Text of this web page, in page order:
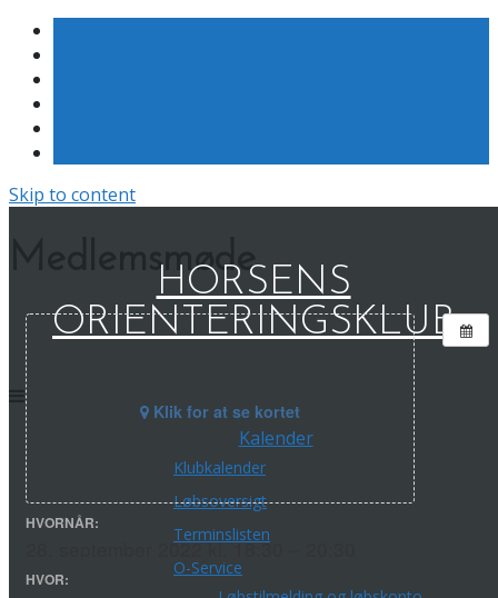
Skip to content
HORSENS
ORIENTERINGSKLUB
Kalender
Klubkalender
Løbsoversigt
Terminslisten
O-Service
Medlemsmøde
Klik for at se kortet
HVORNÅR:
28. september 2022 kl. 18:30 – 20:30
HVOR: